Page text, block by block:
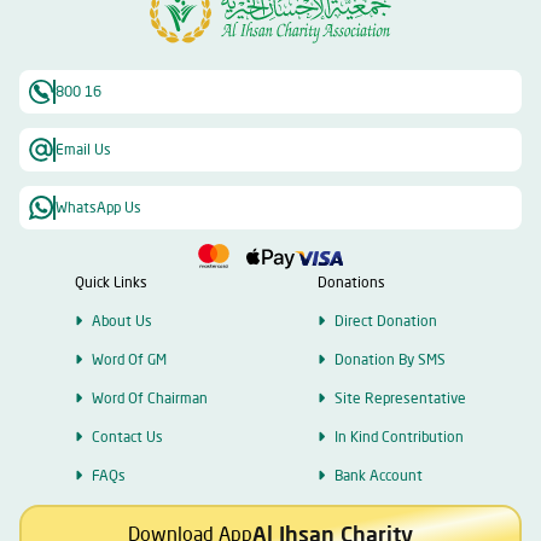
المحسنون للتبرع، طمعاً في الثواب والأجر؛ لذا فإن الجمعية رسمت خططاً عدة
خيرية عدة، وستكون حريصة على البقاء في مقدمة الميادين الخيرية في دولة
800 16
Email Us
WhatsApp Us
Quick Links
About Us
Word Of GM
Word Of Chairman
Contact Us
FAQs
Donations
Direct Donation
Donation By SMS
Site Representative
In Kind Contribution
Bank Account
Download AppAl Ihsan Charity